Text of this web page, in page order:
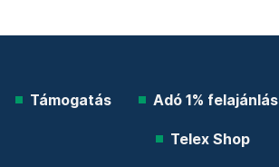
Támogatás Adó 1% felajánlás
Telex Shop